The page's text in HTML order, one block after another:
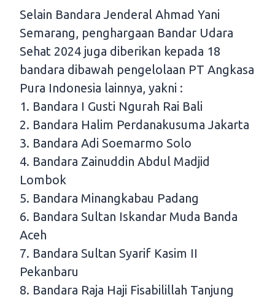
Selain Bandara Jenderal Ahmad Yani
Semarang, penghargaan Bandar Udara
Sehat 2024 juga diberikan kepada 18
bandara dibawah pengelolaan PT Angkasa
Pura Indonesia lainnya, yakni :
1. Bandara I Gusti Ngurah Rai Bali
2. Bandara Halim Perdanakusuma Jakarta
3. Bandara Adi Soemarmo Solo
4. Bandara Zainuddin Abdul Madjid
Lombok
5. Bandara Minangkabau Padang
6. Bandara Sultan Iskandar Muda Banda
Aceh
7. Bandara Sultan Syarif Kasim II
Pekanbaru
8. Bandara Raja Haji Fisabilillah Tanjung